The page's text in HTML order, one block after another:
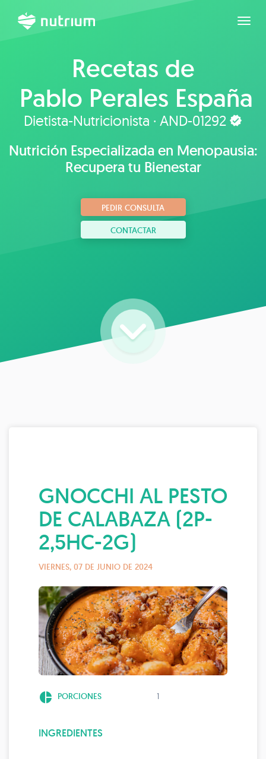
Recetas de
Pablo Perales España
Dietista-Nutricionista · AND-01292
Nutrición Especializada en Menopausia:
Recupera tu Bienestar
PEDIR CONSULTA
CONTACTAR
GNOCCHI AL PESTO
DE CALABAZA (2P-
2,5HC-2G)
VIERNES, 07 DE JUNIO DE 2024
pie_chart PORCIONES 1
INGREDIENTES